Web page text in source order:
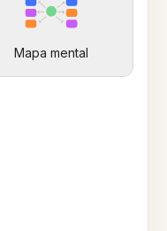
Mapa mental